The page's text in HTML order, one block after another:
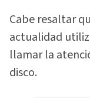
Cabe resaltar
actualidad
llamar la
disco.